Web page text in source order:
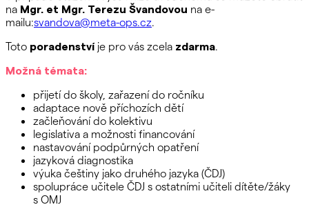
na Mgr. et Mgr. Terezu Švandovou na e-
mailu:svandova@meta-ops.cz.
Toto poradenstvíje pro vás zcela zdarma.
Možná témata:
přijetí do školy, zařazení do ročníku
adaptace nově příchozích dětí
začleňování do kolektivu
legislativa a možnosti financování
nastavování podpůrných opatření
jazyková diagnostika
výuka češtiny jako druhého jazyka (ČDJ)
spolupráce učitele ČDJ s ostatními učiteli dítěte/žáky
s OMJ